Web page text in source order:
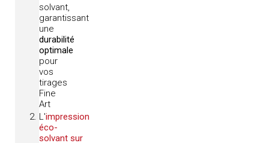
solvant,
garantissant
une
durabilité
optimale
pour
vos
tirages
Fine
Art
L'impression
éco-
solvant sur